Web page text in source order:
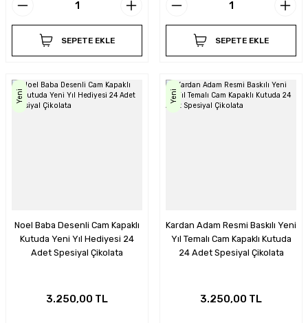
SEPETE EKLE SEPETE EKLE
Yeni
Noel Baba Desenli Cam Kapaklı
Kutuda Yeni Yıl Hediyesi 24
Adet Spesiyal Çikolata
3.250,00 TL
Yeni
Kardan Adam Resmi Baskılı Yeni
Yıl Temalı Cam Kapaklı Kutuda
24 Adet Spesiyal Çikolata
3.250,00 TL